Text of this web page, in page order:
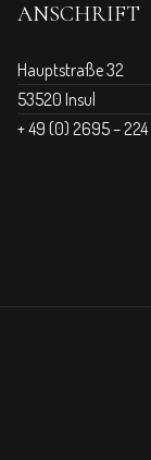
ANSCHRIFT
Hauptstraße 32
53520 Insul
+ 49 (0) 2695 – 224